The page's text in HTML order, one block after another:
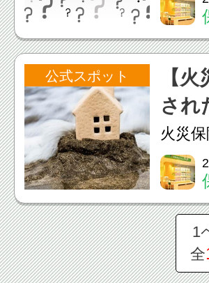
るの
ナウ
問を
ウイ
公式スポット
【
され
火災
場合
と大
す。①
火災
料が
1
全